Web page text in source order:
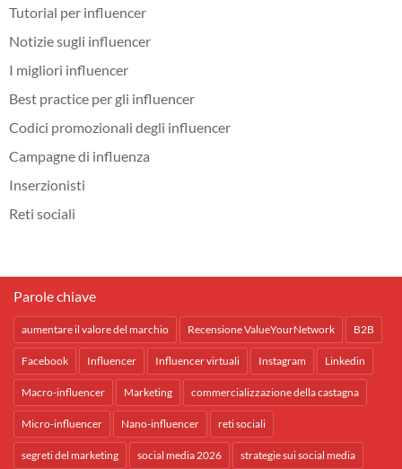
Tutorial per influencer
Notizie sugli influencer
I migliori influencer
Best practice per gli influencer
Codici promozionali degli influencer
Campagne di influenza
Inserzionisti
Reti sociali
Parole chiave
aumentare il valore del marchio Recensione ValueYourNetwork B2B
Facebook Influencer Influencer virtuali Instagram Linkedin
Macro-influencer Marketing commercializzazione della castagna
Micro-influencer Nano-influencer reti sociali
segreti del marketing social media 2026 strategie sui social media